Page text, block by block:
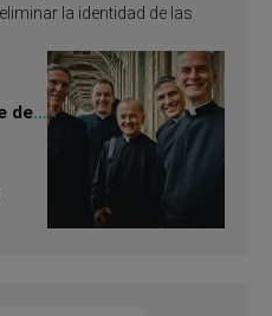
la identidad de las
de